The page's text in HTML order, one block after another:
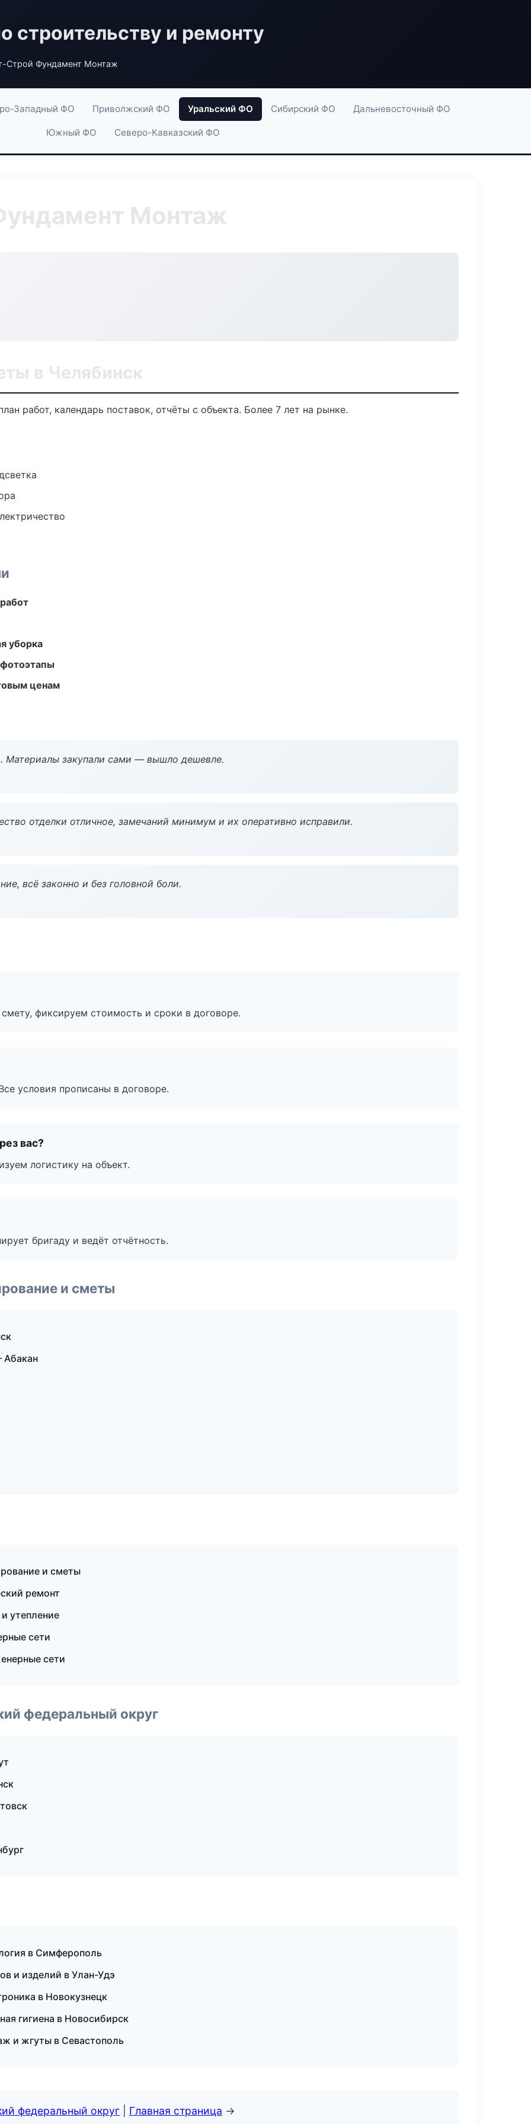
строительству и ремонту
Строй Фундамент Монтаж
Западный ФО Приволжский ФО Уральский ФО Сибирский ФО Дальневосточный ФО
Южный ФО Северо-Кавказский ФО
Монтаж
в Челябинск
работ, календарь поставок, отчёты с объекта. Более 7 лет на рынке.
уборка
ценам
Материалы закупали сами — вышло дешевле.
отделки отличное, замечаний минимум и их оперативно исправили.
всё законно и без головной боли.
фиксируем стоимость и сроки в договоре.
условия прописаны в договоре.
вас?
логистику на объект.
бригаду и ведёт отчётность.
и сметы
Абакан
и сметы
ремонт
утепление
сети
сети
федеральный округ
в Симферополь
и изделий в Улан-Удэ
в Новокузнецк
гигиена в Новосибирск
и жгуты в Севастополь
федеральный округ Главная страница →